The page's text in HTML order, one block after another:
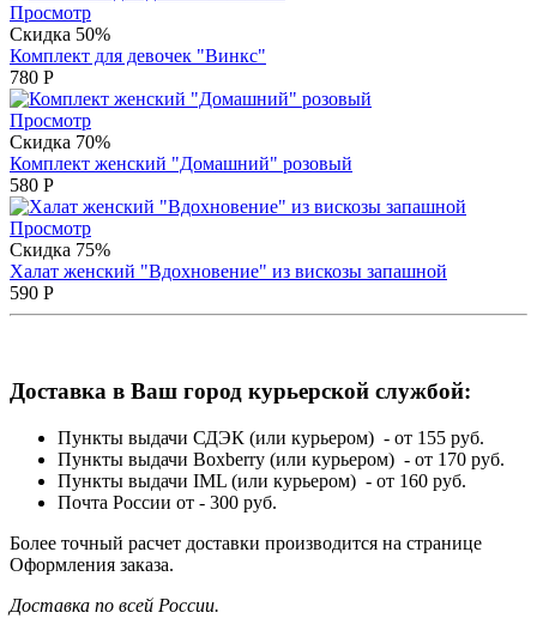
Просмотр
Скидка 50%
Комплект для девочек "Винкс"
780 Р
Просмотр
Скидка 70%
Комплект женский "Домашний" розовый
580 Р
Просмотр
Скидка 75%
Халат женский "Вдохновение" из вискозы запашной
590 Р
Доставка в Ваш город курьерской службой:
Пункты выдачи СДЭК (или курьером) - от 155 руб.
Пункты выдачи Boxberry (или курьером) - от 170 руб.
Пункты выдачи IML (или курьером) - от 160 руб.
Почта России от - 300 руб.
Более точный расчет доставки производится на странице
Оформления заказа.
Доставка по всей России.